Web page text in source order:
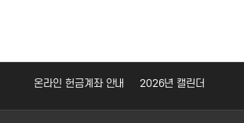
온라인 헌금계좌 안내 2026년 캘린더